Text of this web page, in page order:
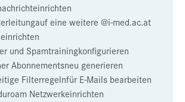
eine weitere @i-med.ac.at
und Spamtrainingkonfigurieren
Abonnementsneu generieren
Filterregelnfür E-Mails bearbeiten
Netzwerkeinrichten